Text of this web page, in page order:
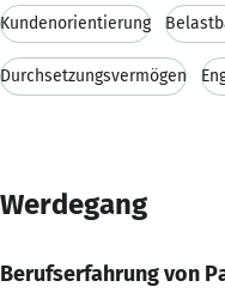
Kundenorientierung
Durchsetzungsvermögen
Werdegang
Berufserfahrung von